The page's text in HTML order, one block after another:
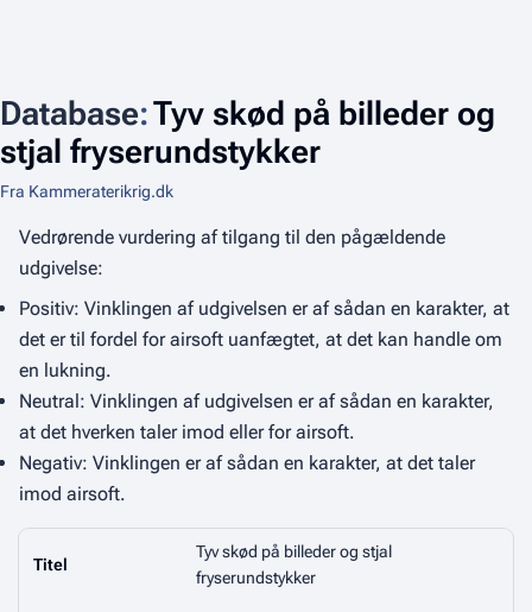
Database:Tyv skød på billeder og
stjal fryserundstykker
Fra Kammeraterikrig.dk
Vedrørende vurdering af tilgang til den pågældende
udgivelse:
Positiv: Vinklingen af udgivelsen er af sådan en karakter, at
det er til fordel for airsoft uanfægtet, at det kan handle om
en lukning.
Neutral: Vinklingen af udgivelsen er af sådan en karakter,
at det hverken taler imod eller for airsoft.
Negativ: Vinklingen er af sådan en karakter, at det taler
imod airsoft.
Titel
Tyv skød på billeder og stjal
fryserundstykker